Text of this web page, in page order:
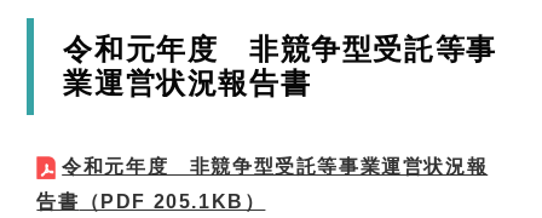
令和元年度 非競争型受託等事
業運営状況報告書
令和元年度 非競争型受託等事業運営状況報
告書 （PDF 205.1KB）